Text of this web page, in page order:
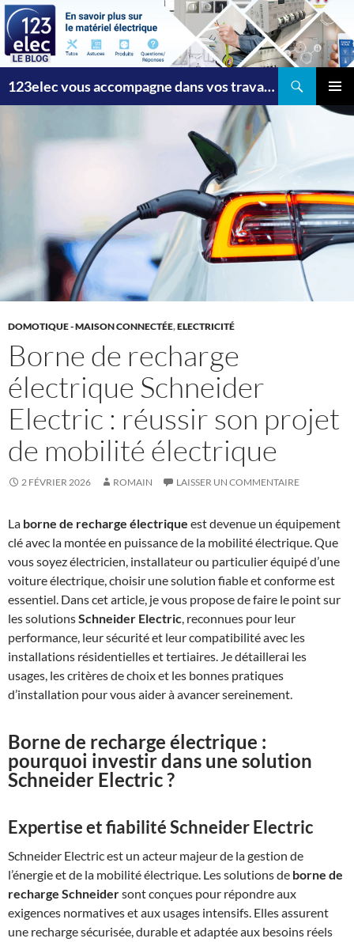
123elec vous accompagne dans vos travaux
MENU
DOMOTIQUE - MAISON CONNECTÉE,ELECTRICITÉ
Borne de recharge
électrique Schneider
Electric : réussir son projet
de mobilité électrique
2 FÉVRIER 2026 ROMAIN LAISSER UN COMMENTAIRE
La borne de recharge électrique est devenue un équipement
clé avec la montée en puissance de la mobilité électrique. Que
vous soyez électricien, installateur ou particulier équipé d’une
voiture électrique, choisir une solution fiable et conforme est
essentiel. Dans cet article, je vous propose de faire le point sur
les solutionsSchneider Electric, reconnues pour leur
performance, leur sécurité et leur compatibilité avec les
installations résidentielles et tertiaires. Je détaillerai les
usages, les critères de choix et les bonnes pratiques
d’installation pour vous aider à avancer sereinement.
Borne de recharge électrique :
pourquoi investir dans une solution
Schneider Electric ?
Expertise et fiabilité Schneider Electric
Schneider Electric est un acteur majeur de la gestion de
l’énergie et de la mobilité électrique. Les solutions de borne de
recharge Schneidersont conçues pour répondre aux
exigences normatives et aux usages intensifs. Elles assurent
une recharge sécurisée, durable et adaptée aux besoins réels